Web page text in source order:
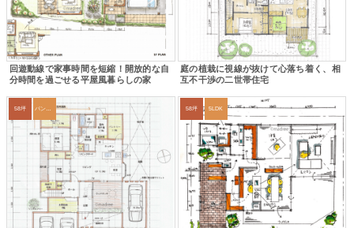
回遊動線で家事時間を短縮！開放的な自
分時間を過ごせる平屋風暮らしの家
庭の植栽に視線が抜けて心落ち着く、相
互不干渉の二世帯住宅
58坪 58坪 5LDK